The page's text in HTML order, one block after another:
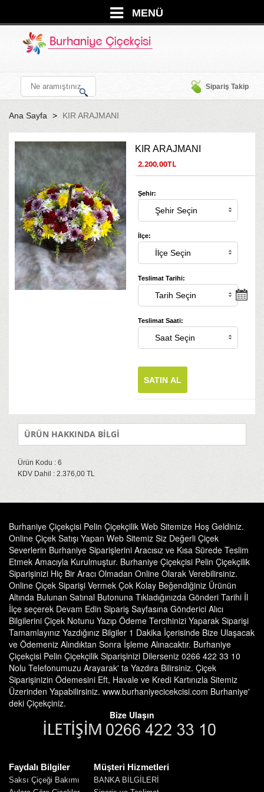
MENÜ
Sipariş Takip
Ana Sayfa KIR ARAJMANI
KIR ARAJMANI
2.200,00TL
Şehir:
İlçe:
Teslimat Tarihi:
Teslimat Saati:
SATIN AL
ÜRÜN HAKKINDA BİLGİ
Ürün Kodu : 6
KDV Dahil : 2.376,00 TL
Burhaniye Çiçekçisi Pelin Çiçekçilik Web Sitemize Hoş Geldiniz.
Online Çiçek Satışı Yapan Web Sitemiz Siz Değerli Çiçek
Severlerin Burhaniye Siparişlerini Aracısız ve Kısa Sürede Teslim
Etmek Amacıyla Kurulmuştur. Burhaniye Çiçekçisi Pelin Çiçekçilik
Siparişinizi Hiç Bir Aracı Olmadan Online Olarak Verebilirsiniz.
Online Çiçek Siparişi Vermek Çok Kolay Beğendiğiniz Ürünün
Altında Bulunan Satınal Butonuna Tıkladığınızda Gönderi Tarihi İl
İlçe seçerek Devam Edin Sipariş Sayfasına Gönderici Alıcı
Bilgilerini Çiçek Notunu Yazıp Ödeme Tercihinizi Yaparak Siparişi
Tamamlayınız Yazdığınız Bilgiler 1 Dakika İçerisinde Bize Ulaşacak
ve Ödemeniz Alındıktan Sonra İşleme Alınacaktır. Burhaniye
Çiçekçisi Pelin Çiçekçilik Siparişinizi Dilerseniz 0266 422 33 10
Nolu Telefonumuzu Arayarak' ta Yazdıra Bilirsiniz. Çiçek
Siparişinizin Ödemesini Eft, Havale ve Kredi Kartınızla Sitemiz
Üzerinden Yapabilirsiniz. www.burhaniyecicekcisi.com Burhaniye'
deki Çiçekçiniz.
Bize Ulaşın
Faydalı Bilgiler
Saksı Çiçeği Bakımı
Müşteri Hizmetleri
BANKA BİLGİLERİ